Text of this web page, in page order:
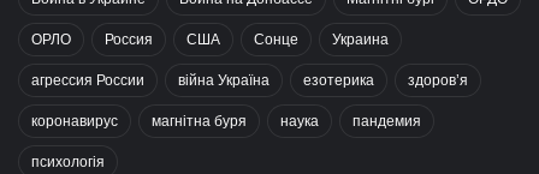
ОРЛО Россия США Сонце Украина
агрессия России війна Україна езотерика здоров’я
коронавирус магнітна буря наука пандемия
психологія